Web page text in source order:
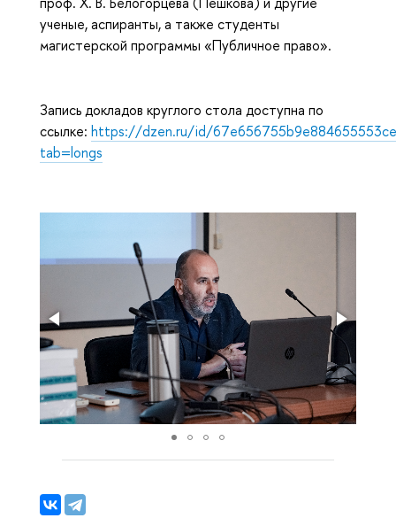
ученые, аспиранты, а также студенты
магистерской программы «Публичное право».
Запись докладов круглого стола доступна по
ссылке: https://dzen.ru/id/
tab=longs